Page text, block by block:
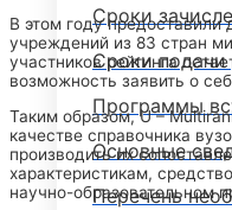
Сроки
Сроки подачи
Программы
Основные
Перечень
В этом году предоставили
учреждений из 83 стран
участников рейтинга
возможность заявить о
Таким образом, U –
качестве справочника
производить их
характеристикам,
научно-образовательном